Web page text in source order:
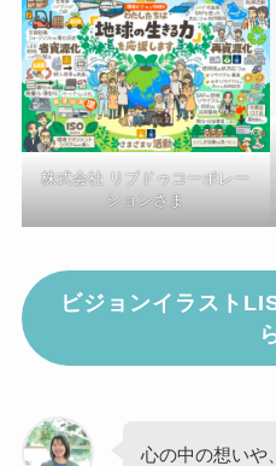
株式会社 リブドゥコーポレー
ションさま
ビジョンイラスト
心の中の想いや